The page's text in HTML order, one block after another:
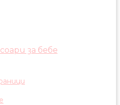
за бебе